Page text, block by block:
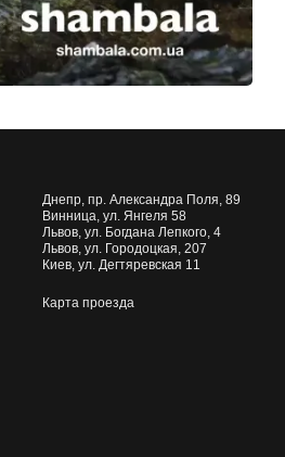
Днепр, пр. Александра Поля, 89
Винница, ул. Янгеля 58
Львов, ул. Богдана Лепкого, 4
Львов, ул. Городоцкая, 207
Киев, ул. Дегтяревская 11
Карта проезда